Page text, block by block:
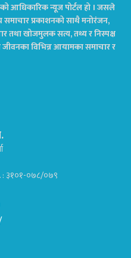
को आधिकारिक न्यूज पोर्टल हो । जसले
समाचार प्रकाशनको साथै मनोरंजन,
तथा खोजमुलक सत्य, तथ्य र निस्पक्ष
जीवनका विभिन्न आयामका समाचार र
: ३१०१-०७८/०७९